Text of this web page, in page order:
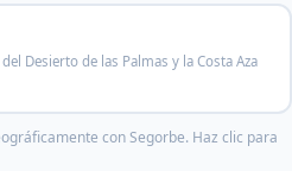
Desierto de las Palmas y la Costa Aza
con Segorbe. Haz clic para